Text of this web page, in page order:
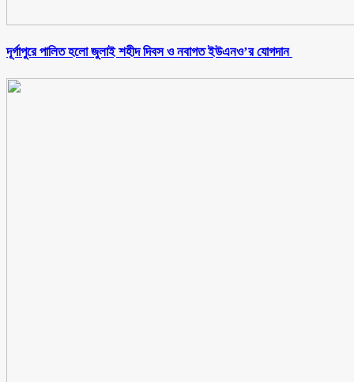
‎দূর্গাপুরে পালিত হলো জুলাই শহীদ দিবস ও নবাগত ইউএনও’র যোগদান ‎